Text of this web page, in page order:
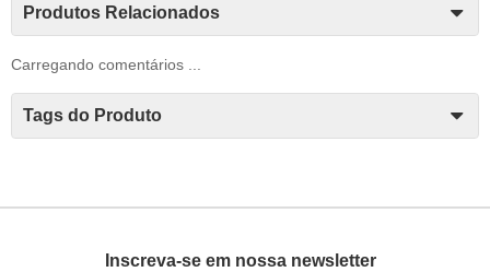
Produtos Relacionados
Carregando comentários ...
Tags do Produto
Inscreva-se em nossa newsletter